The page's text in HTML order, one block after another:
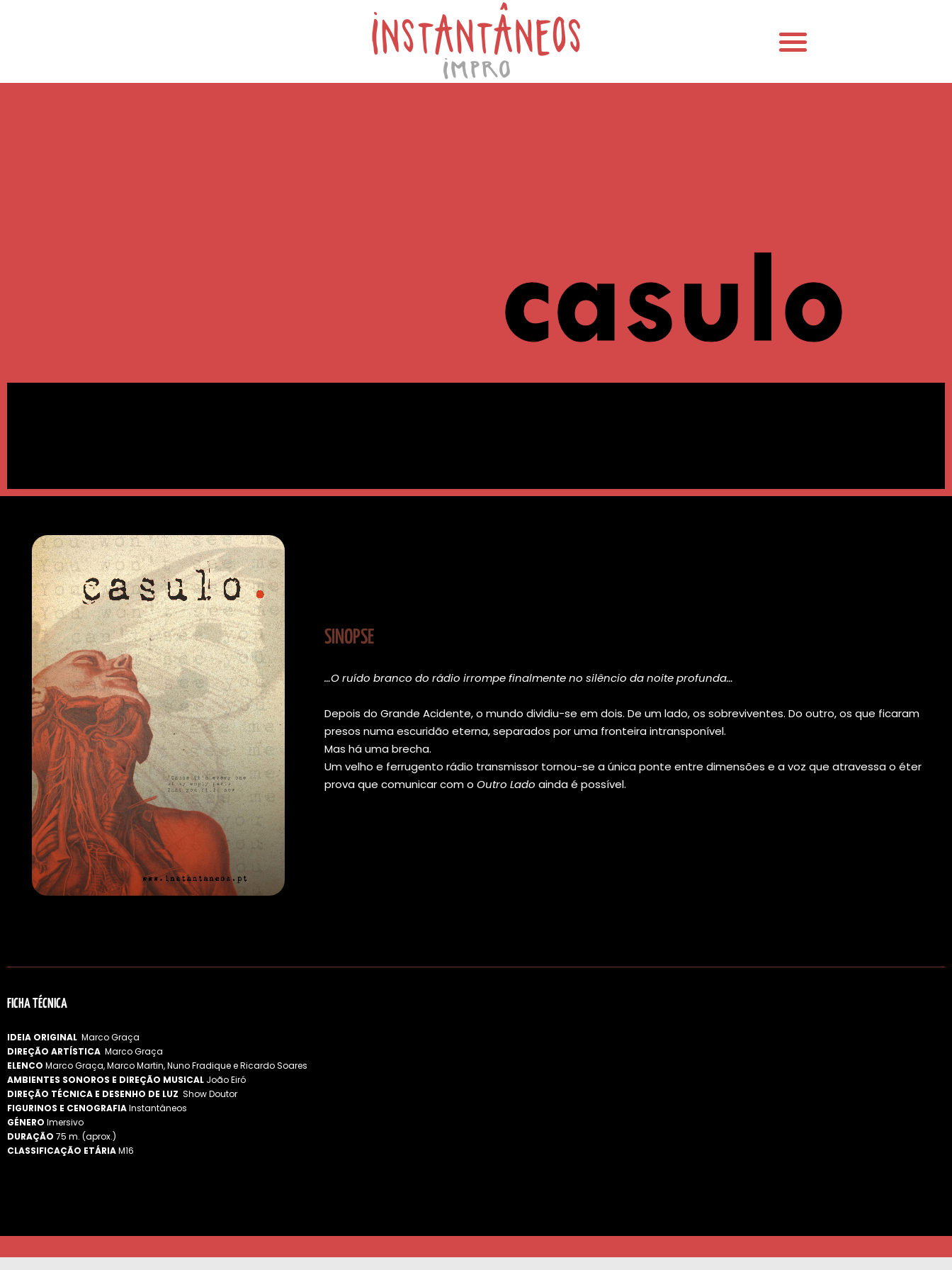
SINOPSE
…O ruído branco do rádio irrompe finalmente no silêncio da noite profunda…
Depois do Grande Acidente, o mundo dividiu-se em dois. De um lado, os sobreviventes. Do outro, os que ficaram
presos numa escuridão eterna, separados por uma fronteira intransponível.
Mas há uma brecha.
Um velho e ferrugento rádio transmissor tornou-se a única ponte entre dimensões e a voz que atravessa o éter
prova que comunicar com o Outro Lado ainda é possível.
FICHA TÉCNICA
IDEIA ORIGINAL Marco Graça
DIREÇÃO ARTÍSTICA Marco Graça
ELENCO Marco Graça, Marco Martin, Nuno Fradique e Ricardo Soares
AMBIENTES SONOROS E DIREÇÃO MUSICAL João Eiró
DIREÇÃO TÉCNICA E DESENHO DE LUZ Show Doutor
FIGURINOS E CENOGRAFIAInstantâneos
GÉNERO Imersivo
DURAÇÃO 75 m. (aprox.)
CLASSIFICAÇÃO ETÁRIAM16